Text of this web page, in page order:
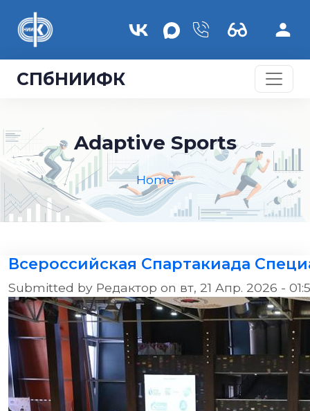
СПбНИИФК
Adaptive Sports
Home
Всероссийская Спартакиада
Submitted by Редактор on вт, 21 Апр. 2026 -